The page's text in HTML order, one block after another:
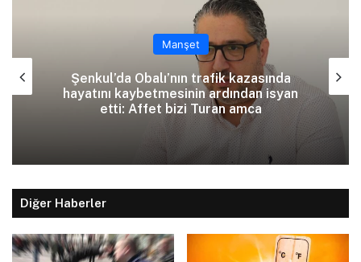
Manşet
Şenkul’da Obalı’nın trafik kazasında
hayatını kaybetmesinin ardından isyan
etti: Affet bizi Turan amca
Diğer Haberler